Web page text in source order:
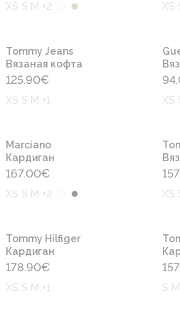
XS S M +2 XS
Tommy Jeans
Вязаная кофта
125.90€
XS S M +1 XS
Marciano
Кардиган
167.00€
XS S M +2 XS
Tommy Hilfiger
Кардиган
178.90€
XS S M +1 S